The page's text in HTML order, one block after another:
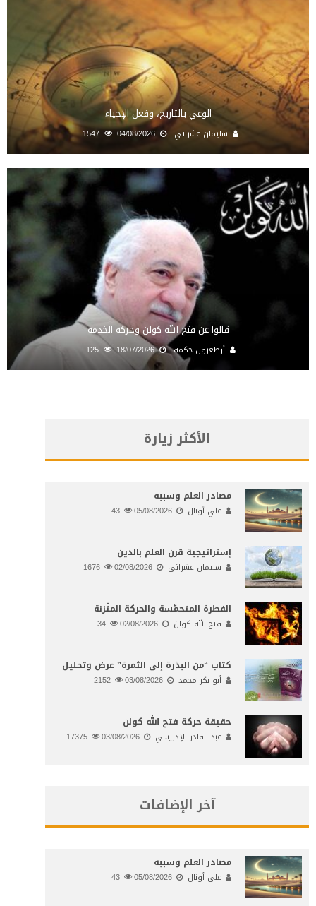
الوعي بالتاريخ، وفعل الإحياء
سليمان عشراتي 04/08/2026
قالوا عن فتح الله كولن وحركة الخدمة
أرطغرول حكمة 18/07/2026
125
الأكثر زيارة
مصادر العلم وسببه
علي أونال 05/08/2026
إستراتيجية قرن العلم بالدين
سليمان عشراتي 02/08/2026
الفطرة المتحمّسة والحركة المتّزنة
فتح الله كولن 02/08/2026
كتاب “من البذرة إلى الثمرة” عرض وتحليل
أبو بكر محمد 03/08/2026
حقيقة حركة فتح الله كولن
عبد القادر الإدريسي 03/08/2026
آخر الإضافات
مصادر العلم وسببه
علي أونال 05/08/2026